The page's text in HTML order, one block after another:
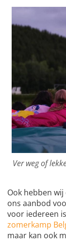
Ver weg of
Ook hebben
ons aanbod
voor iedereen
zomerkamp
maar kan ook